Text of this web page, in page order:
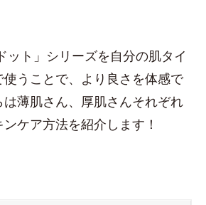
ット」シリーズを自分の肌タイ
うことで、より良さを体感で
薄肌さん、厚肌さんそれぞれ
ケア方法を紹介します！